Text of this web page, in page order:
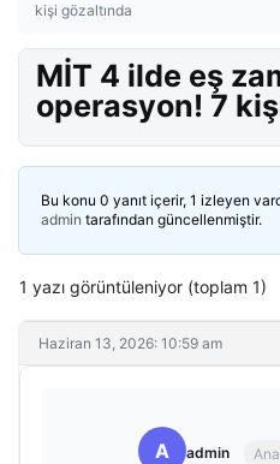
kişi gözaltında
MİT 4 ilde eş
operasyon! 7
Bu konu 0 yanıt içerir, 1 izleyen
admin tarafından güncellenmiştir.
1 yazı görüntüleniyor (toplam 1)
Haziran 13, 2026: 10:59 am
A admin